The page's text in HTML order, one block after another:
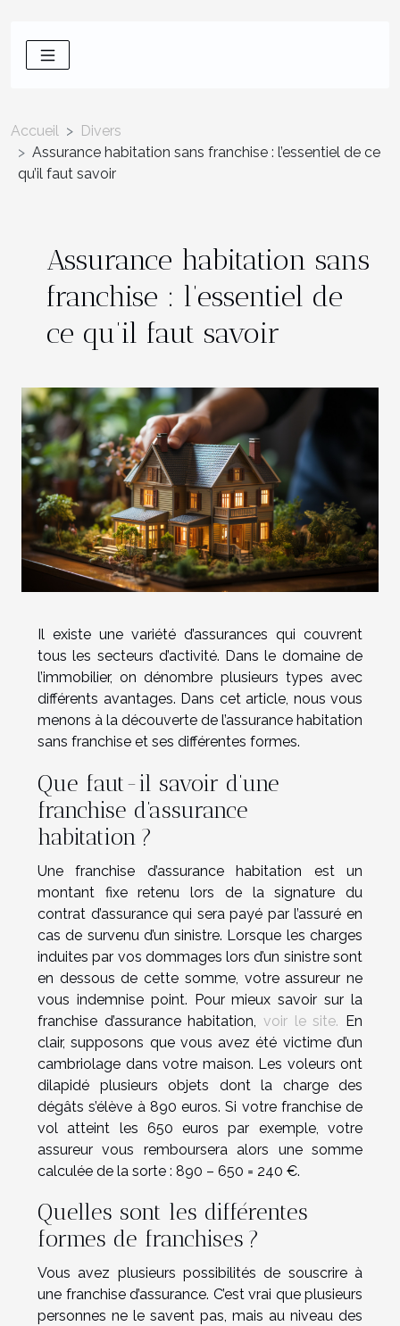
Accueil
Divers
Assurance habitation sans franchise : l’essentiel de ce
qu’il faut savoir
Assurance habitation sans
franchise : l’essentiel de
ce qu’il faut savoir
Il existe une variété d’assurances qui couvrent
tous les secteurs d’activité. Dans le domaine de
l’immobilier, on dénombre plusieurs types avec
différents avantages. Dans cet article, nous vous
menons à la découverte de l’assurance habitation
sans franchise et ses différentes formes.
Que faut-il savoir d’une
franchise d’assurance
habitation ?
Une franchise d’assurance habitation est un
montant fixe retenu lors de la signature du
contrat d’assurance qui sera payé par l’assuré en
cas de survenu d’un sinistre. Lorsque les charges
induites par vos dommages lors d’un sinistre sont
en dessous de cette somme, votre assureur ne
vous indemnise point. Pour mieux savoir sur la
franchise d’assurance habitation, voir le site. En
clair, supposons que vous avez été victime d’un
cambriolage dans votre maison. Les voleurs ont
dilapidé plusieurs objets dont la charge des
dégâts s’élève à 890 euros. Si votre franchise de
vol atteint les 650 euros par exemple, votre
assureur vous remboursera alors une somme
calculée de la sorte : 890 – 650 = 240 €.
Quelles sont les différentes
formes de franchises ?
Vous avez plusieurs possibilités de souscrire à
une franchise d’assurance. C’est vrai que plusieurs
personnes ne le savent pas, mais au niveau des